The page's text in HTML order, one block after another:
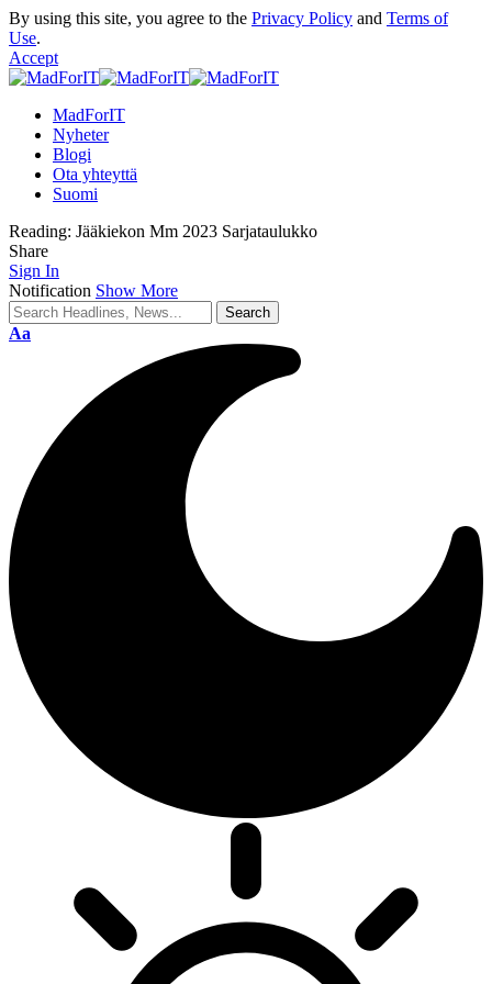
By using this site, you agree to the Privacy Policy and Terms of
Use.
Accept
MadForIT
Nyheter
Blogi
Ota yhteyttä
Suomi
Reading: Jääkiekon Mm 2023 Sarjataulukko
Share
Sign In
Notification Show More
Aa